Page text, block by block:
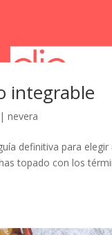
integrable
|nevera
definitiva para
topado con los